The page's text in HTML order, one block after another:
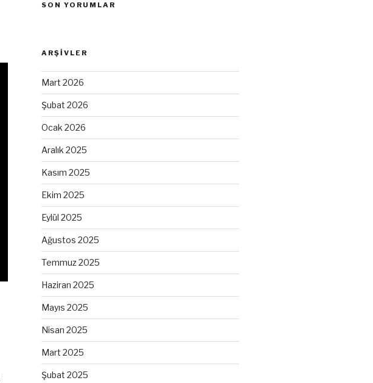
SON YORUMLAR
ARŞIVLER
Mart 2026
Şubat 2026
Ocak 2026
Aralık 2025
Kasım 2025
Ekim 2025
Eylül 2025
Ağustos 2025
Temmuz 2025
Haziran 2025
Mayıs 2025
Nisan 2025
Mart 2025
Şubat 2025